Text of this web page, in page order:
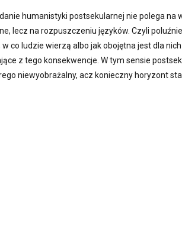
humanistyki postsekularnej nie polega na
lecz na rozpuszczeniu języków. Czyli
co ludzie wierzą albo jak obojętna jest dla
z tego konsekwencje. W tym sensie
niewyobrażalny, acz konieczny horyzont